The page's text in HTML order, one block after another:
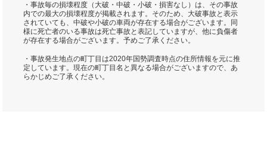
・事故毎の損壊程度（大破・中破・小破・損害なし）は、その事故
内での最大の損壊程度が掲載されます。そのため、大破事故と表示
されていても、中破や小破の車両が存在する場合がございます。同
様に死亡者のいる事故は死亡事故と表記していますが、他に負傷者
が存在する場合がございます。予めご了承ください。
・事故発生地点の町丁目は2020年国勢調査時点の住所情報を元に推
定しています。現在の町丁目名と異なる場合がございますので、あ
らかじめご了承ください。